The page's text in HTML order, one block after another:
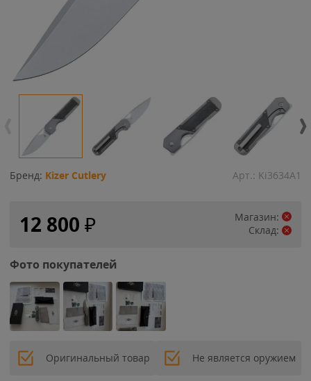
Бренд: Kizer Cutlery Арт.: Ki3634A1
12 800 ₽
Магазин:
Склад:
Фото покупателей
Оригинальный товар Не является оружием